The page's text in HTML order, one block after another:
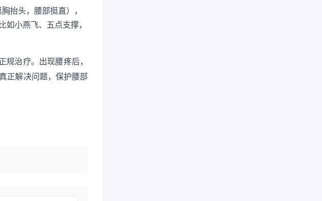
抬头，腰部挺直），
小燕飞、五点支撑，
规治疗。出现腰疼后，
正解决问题，保护腰部